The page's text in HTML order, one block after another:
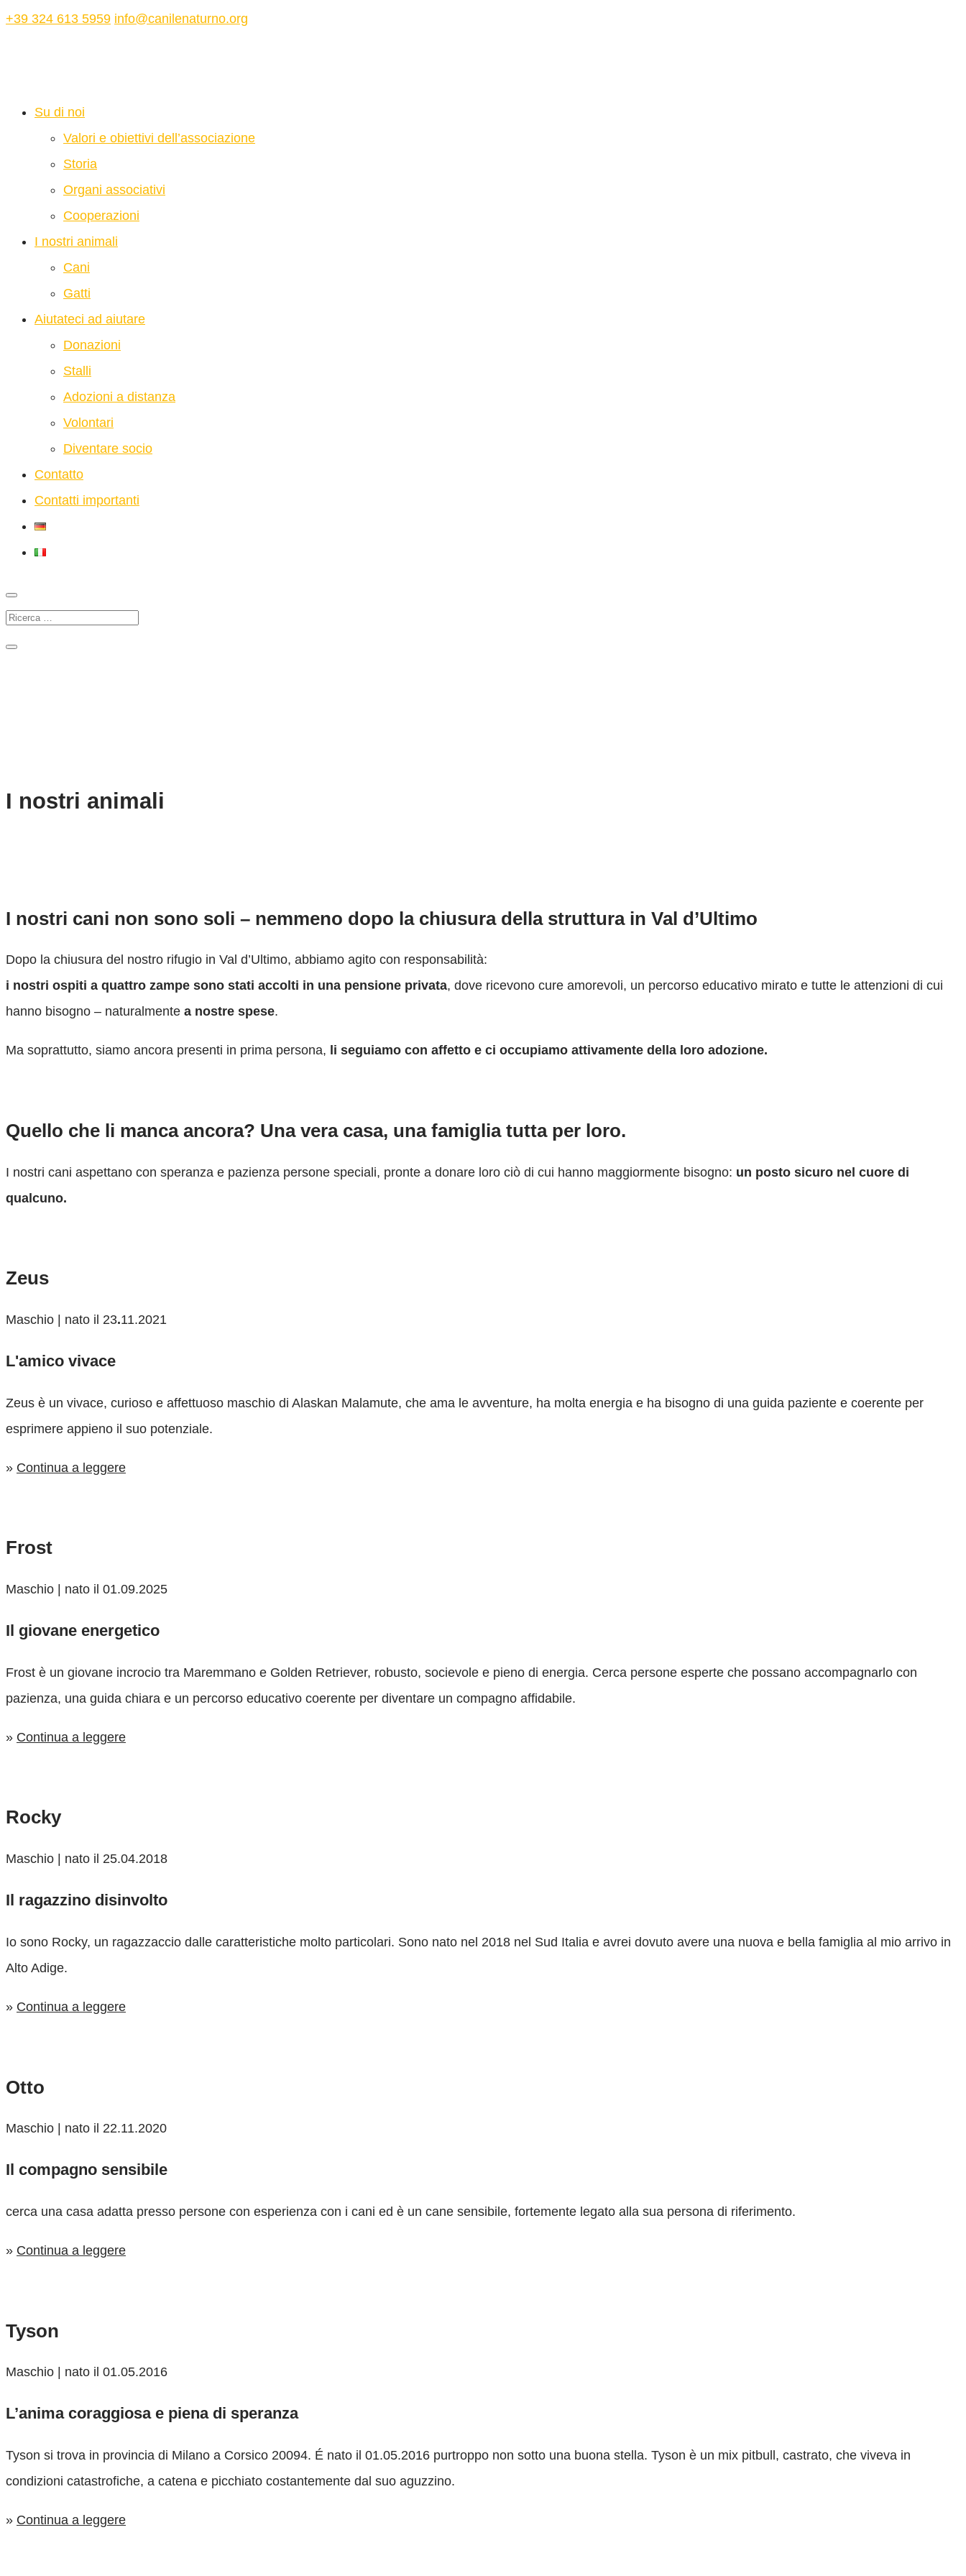
+39 324 613 5959 info@canilenaturno.org
Su di noi
Valori e obiettivi dell’associazione
Storia
Organi associativi
Cooperazioni
I nostri animali
Cani
Gatti
Aiutateci ad aiutare
Donazioni
Stalli
Adozioni a distanza
Volontari
Diventare socio
Contatto
Contatti importanti
I nostri animali
I nostri cani non sono soli – nemmeno dopo la chiusura della struttura in Val d’Ultimo
Dopo la chiusura del nostro rifugio in Val d’Ultimo, abbiamo agito con responsabilità:
i nostri ospiti a quattro zampe sono stati accolti in una pensione privata, dove ricevono cure amorevoli, un percorso educativo mirato e tutte le attenzioni di cui
hanno bisogno – naturalmente a nostre spese.
Ma soprattutto, siamo ancora presenti in prima persona, li seguiamo con affetto e ci occupiamo attivamente della loro adozione.
Quello che li manca ancora? Una vera casa, una famiglia tutta per loro.
I nostri cani aspettano con speranza e pazienza persone speciali, pronte a donare loro ciò di cui hanno maggiormente bisogno: un posto sicuro nel cuore di
qualcuno.
Zeus
Maschio | nato il 23.11.2021
L'amico vivace
Zeus è un vivace, curioso e affettuoso maschio di Alaskan Malamute, che ama le avventure, ha molta energia e ha bisogno di una guida paziente e coerente per
esprimere appieno il suo potenziale.
» Continua a leggere
Frost
Maschio | nato il 01.09.2025
Il giovane energetico
Frost è un giovane incrocio tra Maremmano e Golden Retriever, robusto, socievole e pieno di energia. Cerca persone esperte che possano accompagnarlo con
pazienza, una guida chiara e un percorso educativo coerente per diventare un compagno affidabile.
» Continua a leggere
Rocky
Maschio | nato il 25.04.2018
Il ragazzino disinvolto
Io sono Rocky, un ragazzaccio dalle caratteristiche molto particolari. Sono nato nel 2018 nel Sud Italia e avrei dovuto avere una nuova e bella famiglia al mio arrivo in
Alto Adige.
» Continua a leggere
Otto
Maschio | nato il 22.11.2020
Il compagno sensibile
cerca una casa adatta presso persone con esperienza con i cani ed è un cane sensibile, fortemente legato alla sua persona di riferimento.
» Continua a leggere
Tyson
Maschio | nato il 01.05.2016
L’anima coraggiosa e piena di speranza
Tyson si trova in provincia di Milano a Corsico 20094. É nato il 01.05.2016 purtroppo non sotto una buona stella. Tyson è un mix pitbull, castrato, che viveva in
condizioni catastrofiche, a catena e picchiato costantemente dal suo aguzzino.
» Continua a leggere